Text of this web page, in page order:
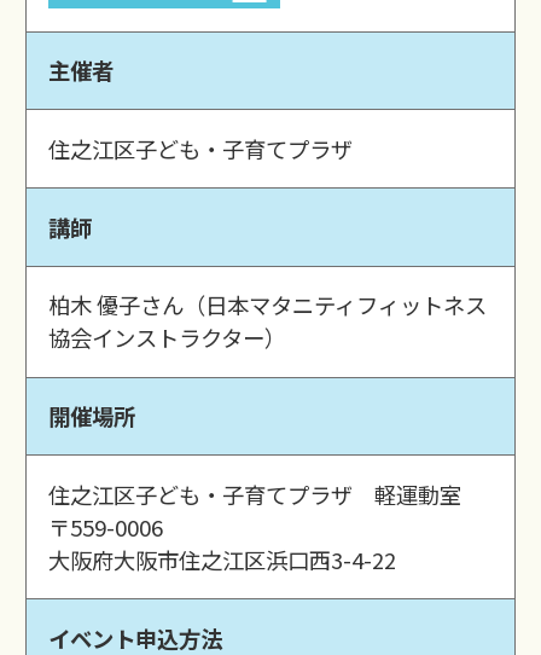
主催者
住之江区子ども・子育てプラザ
講師
柏木 優子さん（日本マタニティフィットネス
協会インストラクター）
開催場所
住之江区子ども・子育てプラザ 軽運動室
〒559-0006
大阪府大阪市住之江区浜口西3-4-22
イベント申込方法